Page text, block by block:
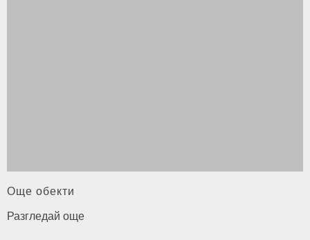
Още обекти
Разгледай още